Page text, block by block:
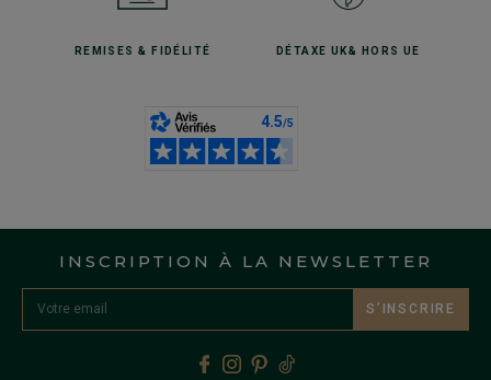
REMISES& FIDÉLITÉ DÉTAXE UK& HORS UE
INSCRIPTION À LA NEWSLETTER
S’INSCRIRE